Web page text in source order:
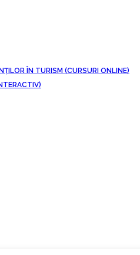
ÎN TURISM (CURSURI ONLINE)